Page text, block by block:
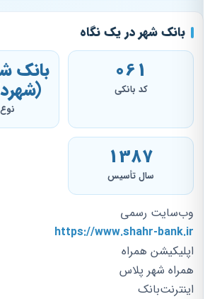
بانک شهر در یک نگاه
061
کد بانکی
بانک
نوع بانک
1387
سال تأسیس
وب‌سایت رسمی
https://www.shahr-bank.ir
اپلیکیشن همراه
همراه شهر پلاس
اینترنت‌بانک